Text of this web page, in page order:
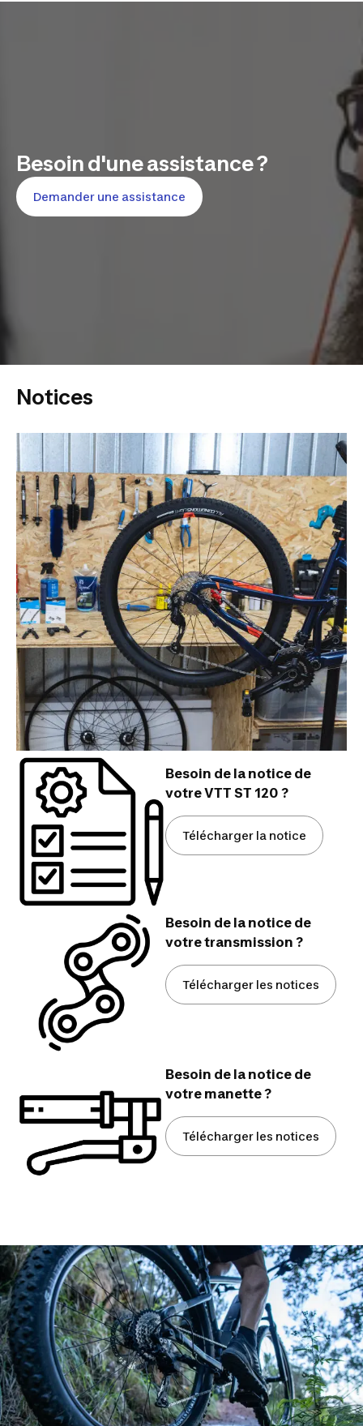
Besoin d'une assistance ?
Demander une assistance
Notices
Besoin de la notice de
votre VTT ST 120 ?
Télécharger la notice
Besoin de la notice de
votre transmission ?
Télécharger les notices
Besoin de la notice de
votre manette ?
Télécharger les notices